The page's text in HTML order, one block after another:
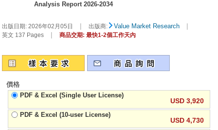
Analysis Report 2026-2034
出版日期:2026年02月05日 | 出版商: Value Market Research |
英文 137 Pages | 商品交期: 最快1-2個工作天內
價格
PDF & Excel (Single User License)
USD 3,920
PDF & Excel (10-user License)
USD 4,730